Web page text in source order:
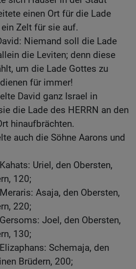
einen Ort für die Lade
Zelt für sie auf.
Niemand soll die Lade
die Leviten; denn diese
um die Lade Gottes zu
für immer!
David ganz Israel in
die Lade des HERRN an den
hinaufbrächten.
auch die Söhne Aarons und
Uriel, den Obersten,
120;
Asaja, den Obersten,
220;
Joel, den Obersten,
130;
Schemaja, den
Brüdern, 200;